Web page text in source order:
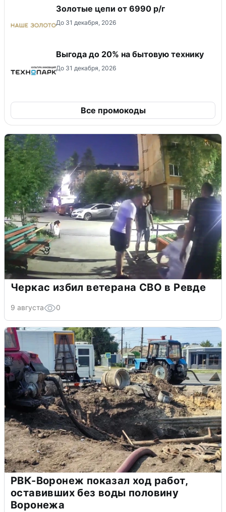
Золотые цепи от 6990 р/г
До 31 декабря, 2026
Выгода до 20% на бытовую технику
До 31 декабря, 2026
Все промокоды
Черкас избил ветерана СВО в Ревде
9 августа 0
РВК-Воронеж показал ход работ,
оставивших без воды половину
Воронежа